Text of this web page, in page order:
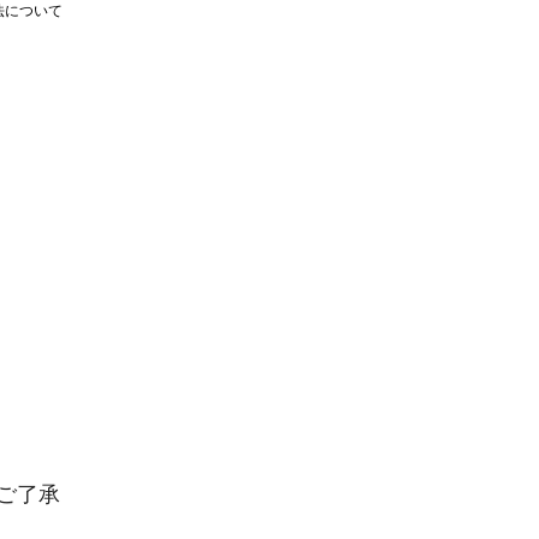
について
了承